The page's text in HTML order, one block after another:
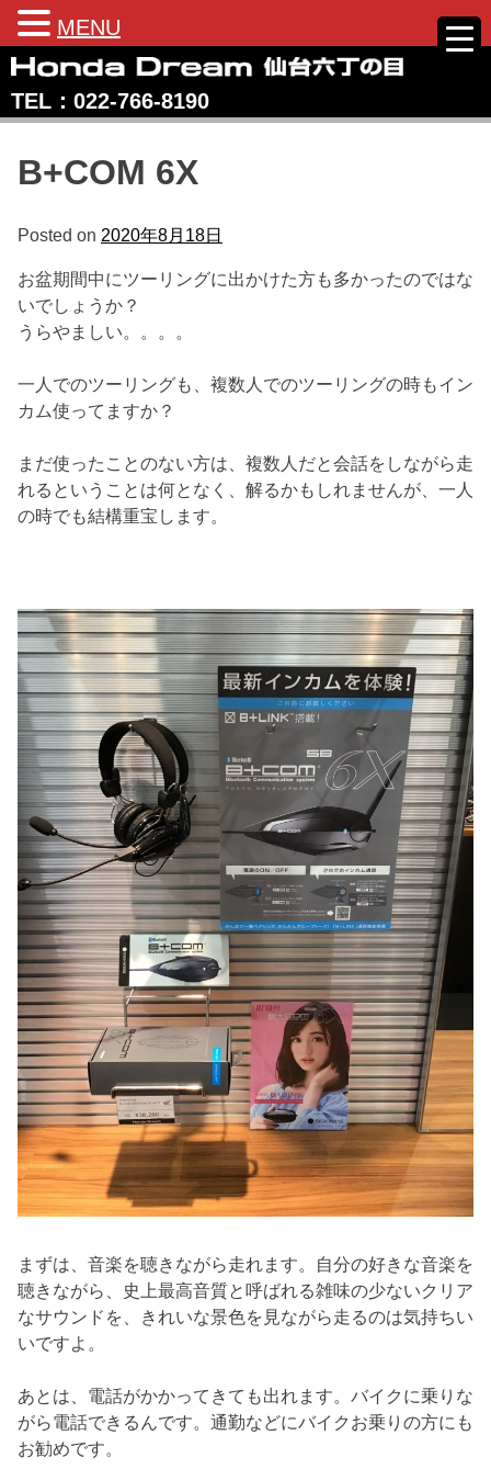
Skip
content
Honda Dream 仙台六丁の目
宮城県仙台市のホンダバイク専売店
TEL：022‐766‐8190
B+COM 6X
Posted on 2020年8月18日
お盆期間中にツーリングに出かけた方も多かったのではな
いでしょうか？
うらやましい。。。。
一人でのツーリングも、複数人でのツーリングの時もイン
カム使ってますか？
まだ使ったことのない方は、複数人だと会話をしながら走
れるということは何となく、解るかもしれませんが、一人
の時でも結構重宝します。
まずは、音楽を聴きながら走れます。自分の好きな音楽を
聴きながら、史上最高音質と呼ばれる雑味の少ないクリア
なサウンドを、きれいな景色を見ながら走るのは気持ちい
いですよ。
あとは、電話がかかってきても出れます。バイクに乗りな
がら電話できるんです。通勤などにバイクお乗りの方にも
お勧めです。
MENU